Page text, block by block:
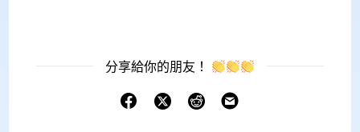
分享給你的朋友！